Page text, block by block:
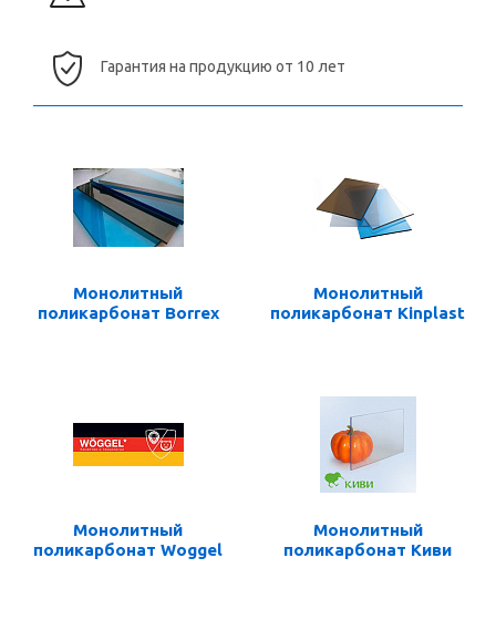
Гарантия на продукцию от 10 лет
Монолитный
поликарбонат Borrex
Монолитный
поликарбонат Kinplast
Монолитный
поликарбонат Woggel
Монолитный
поликарбонат Киви